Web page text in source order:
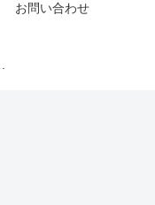
お問い合わせ